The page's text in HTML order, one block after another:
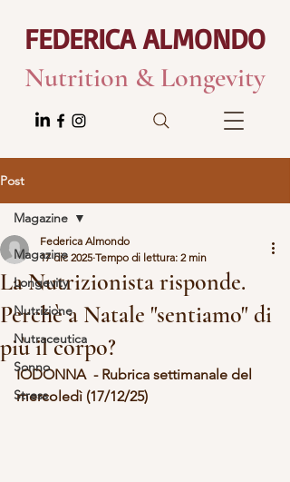
FEDERICA ALMONDO
Nutrition & Longevity
Post
Magazine
Longevity
Nutrizione
Nutraceutica
Sonno
Stress
Magazine
La Nutrizionista risponde.
Perchè a Natale "sentiamo" di
più il corpo?
Federica Almondo
17 dic 2025 Tempo di lettura: 2 min
IODONNA  - Rubrica settimanale del
mercoledì (17/12/25)